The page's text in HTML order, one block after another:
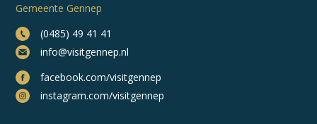
Gemeente Gennep
(0485) 49 41 41
info@visitgennep.nl
facebook.com/visitgennep
instagram.com/visitgennep